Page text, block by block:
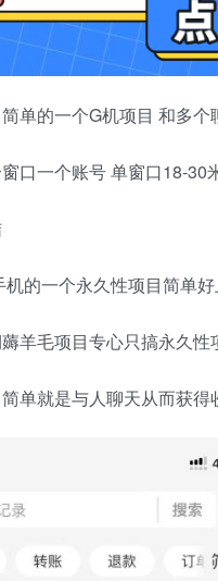
单的一个G机项目 和多
口一个账号 单窗口18-30
的一个永久性项目简单
羊毛项目专心只搞永久性
单就是与人聊天从而获